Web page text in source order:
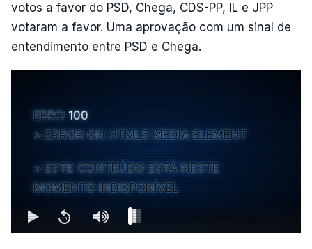
votos a favor do PSD, Chega, CDS-PP, IL e JPP
votaram a favor. Uma aprovação com um sinal de
entendimento entre PSD e Chega.
ERRO 100
ERROR ON HTML5 MEDIA ELEMENT
ESTE CONTEÚDO ESTÁ NESTE
MOMENTO INDISPONÍVEL